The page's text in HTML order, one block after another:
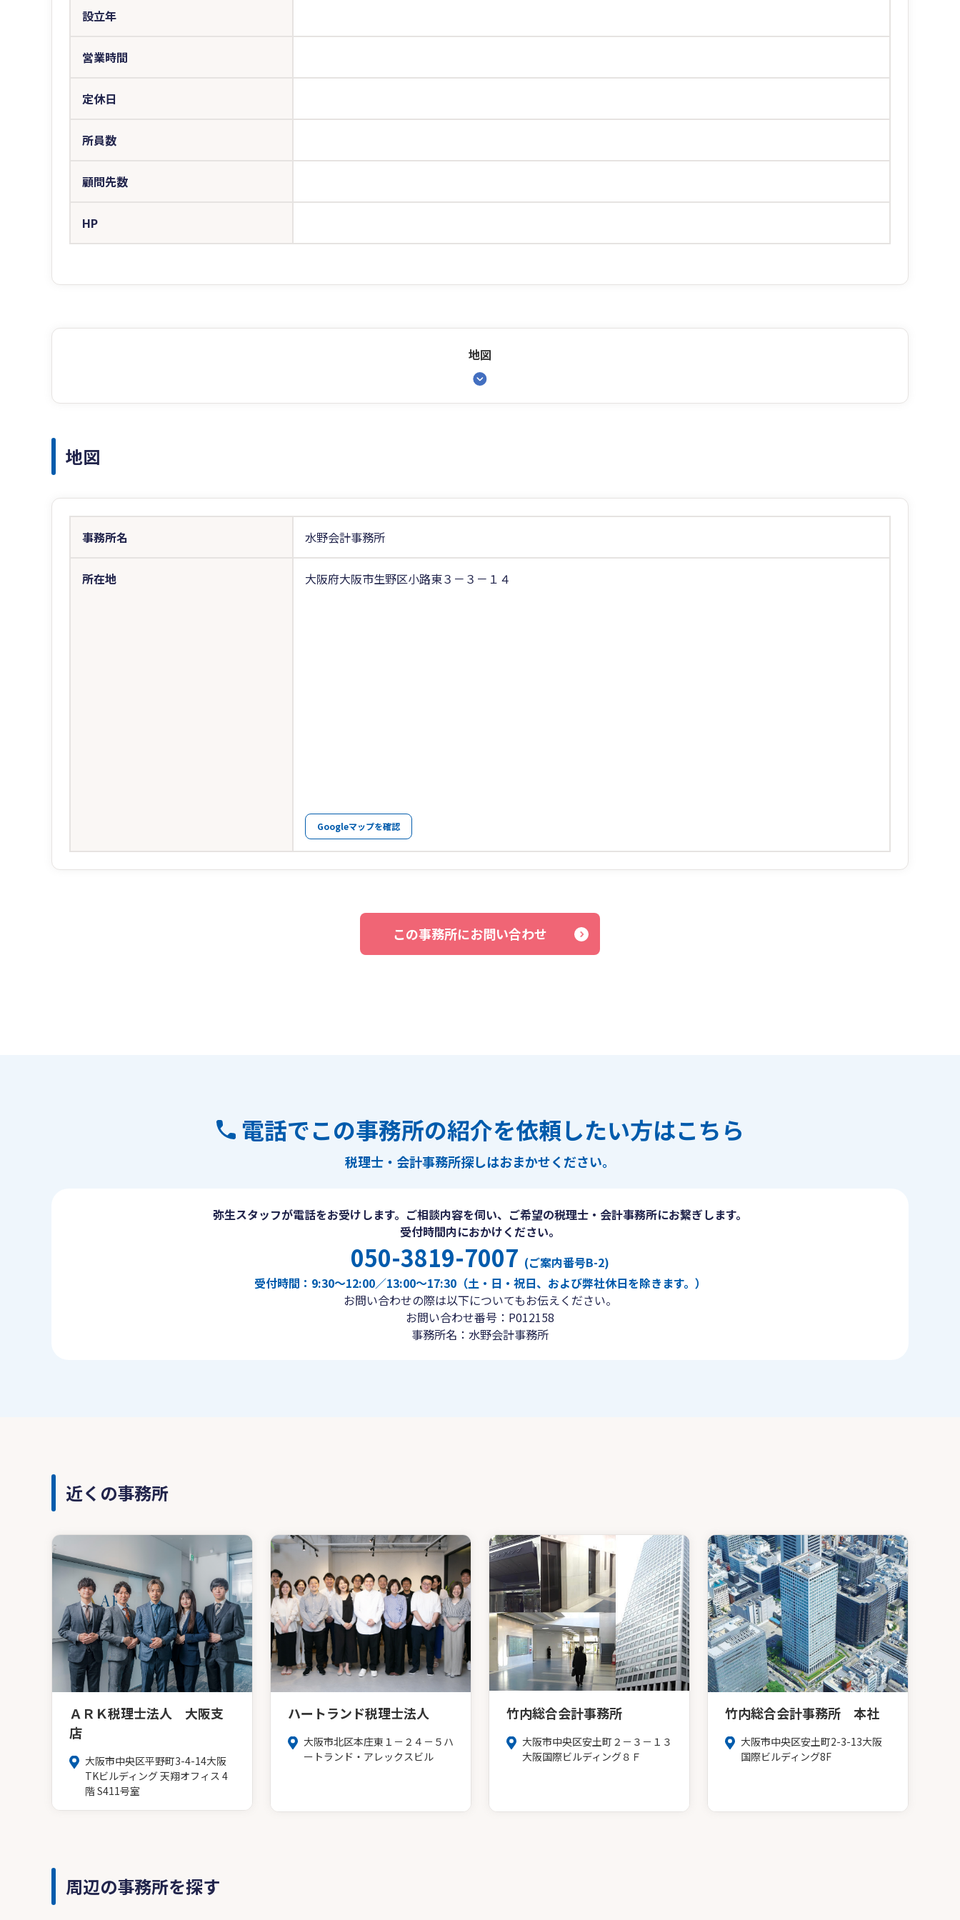
設立年
営業時間
定休日
所員数
顧問先数
HP
地図
地図
事務所名 水野会計事務所
所在地 大阪府大阪市生野区小路東３－３－１４
Googleマップを確認
この事務所にお問い合わせ
電話でこの事務所の紹介を依頼したい方はこちら
税理士・会計事務所探しはおまかせください。
弥生スタッフが電話をお受けします。ご相談内容を伺い、ご希望の税理士・会計事務所にお繋ぎします。
受付時間内におかけください。
050-3819-7007 (ご案内番号B-2)
受付時間：9:30〜12:00／13:00〜17:30（土・日・祝日、および弊社休日を除きます。）
お問い合わせの際は以下についてもお伝えください。
お問い合わせ番号：P012158
事務所名：水野会計事務所
近くの事務所
ＡＲＫ税理士法人 大阪支
店
大阪市中央区平野町3-4-14大阪
TKビルディング 天翔オフィス 4
階 S411号室
ハートランド税理士法人
大阪市北区本庄東１－２４－５ハ
ートランド・アレックスビル
竹内総合会計事務所
大阪市中央区安土町２－３－１３
大阪国際ビルディング８Ｆ
竹内総合会計事務所 本社
大阪市中央区安土町2-3-13大阪
国際ビルディング8F
周辺の事務所を探す